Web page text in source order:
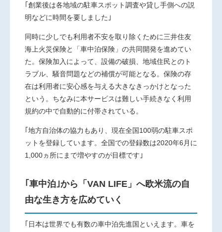
｢創業後は各地域の駐車スポット調査や貸し手側への説
明などに時間を要しました｣
同時に少しでも利用者不安を取り除くために三井住友
海上火災保険と「車中泊保険」の共同開発を進めてい
た。保険加入によって、設備の破損、地域住民とのト
ラブル、騒音問題などの補償が可能となる。保険の存
在は利用者に安心感を与える大きなきっかけとなった
という。ちなみに本サービスは難しい手続きなく利用
規約の中で自動的に付帯されている。
｢地方自治体の協力もあり、現在全国100弱の駐車スポ
ットを登録しています。全国での登録数は2020年6月に
1,000ヵ所にまで増やすのが目標です｣
｢車中泊｣から「VAN LIFE」へ欧米流の自
由な生き方を広めていく
｢日本は世界でも有数の車中泊先進国といえます。車を